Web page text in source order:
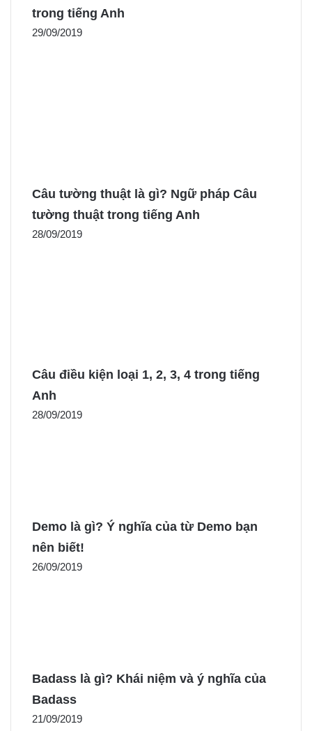
trong tiếng Anh
29/09/2019
Câu tường thuật là gì? Ngữ pháp Câu
tường thuật trong tiếng Anh
28/09/2019
Câu điều kiện loại 1, 2, 3, 4 trong tiếng
Anh
28/09/2019
Demo là gì? Ý nghĩa của từ Demo bạn
nên biết!
26/09/2019
Badass là gì? Khái niệm và ý nghĩa của
Badass
21/09/2019